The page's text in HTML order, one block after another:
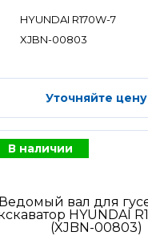
HYUNDAI R170W-7
XJBN-00803
Уточняйте цену
В наличии